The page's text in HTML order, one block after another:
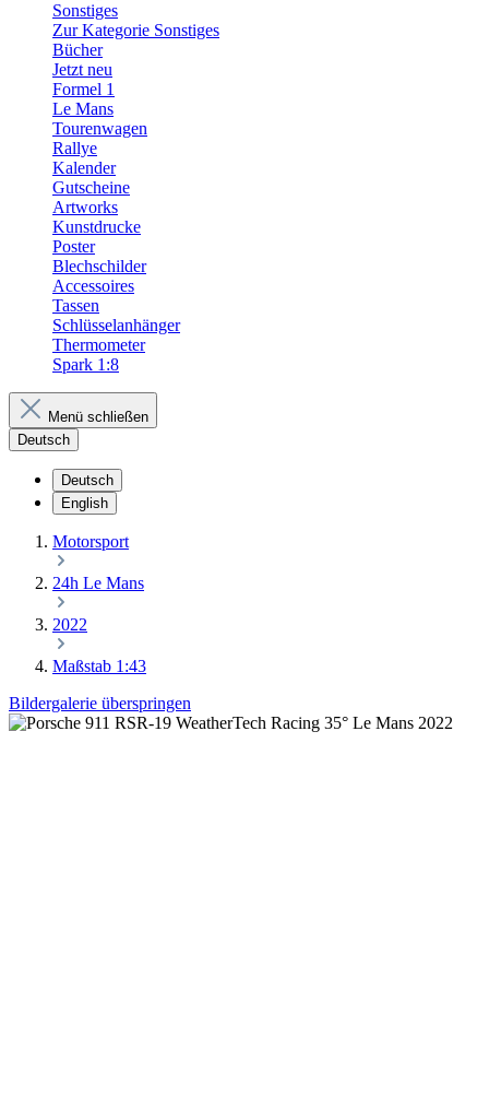
Sonstiges
Zur Kategorie Sonstiges
Bücher
Jetzt neu
Formel 1
Le Mans
Tourenwagen
Rallye
Kalender
Gutscheine
Artworks
Kunstdrucke
Poster
Blechschilder
Accessoires
Tassen
Schlüsselanhänger
Thermometer
Spark 1:8
Menü schließen
Deutsch
Deutsch
English
Motorsport
24h Le Mans
2022
Maßstab 1:43
Bildergalerie überspringen